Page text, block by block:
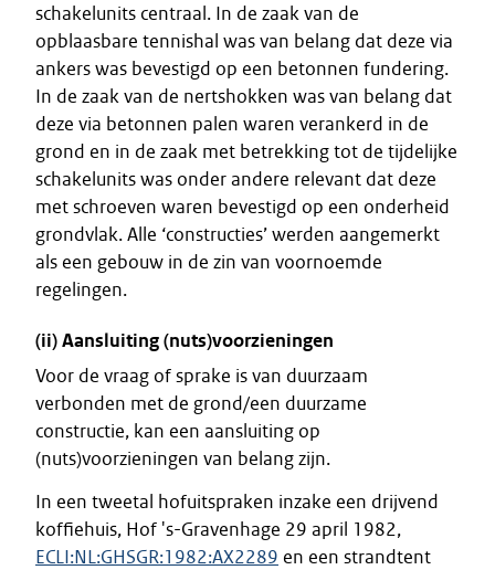
schakelunits centraal. In de zaak van de
opblaasbare tennishal was van belang dat deze via
ankers was bevestigd op een betonnen fundering.
In de zaak van de nertshokken was van belang dat
deze via betonnen palen waren verankerd in de
grond en in de zaak met betrekking tot de tijdelijke
schakelunits was onder andere relevant dat deze
met schroeven waren bevestigd op een onderheid
grondvlak. Alle ‘constructies’ werden aangemerkt
als een gebouw in de zin van voornoemde
regelingen.
(ii) Aansluiting (nuts)voorzieningen
Voor de vraag of sprake is van duurzaam
verbonden met de grond/een duurzame
constructie, kan een aansluiting op
(nuts)voorzieningen van belang zijn.
In een tweetal hofuitspraken inzake een drijvend
koffiehuis, Hof 's-Gravenhage 29 april 1982,
ECLI:NL:GHSGR:1982:AX2289 en een strandtent